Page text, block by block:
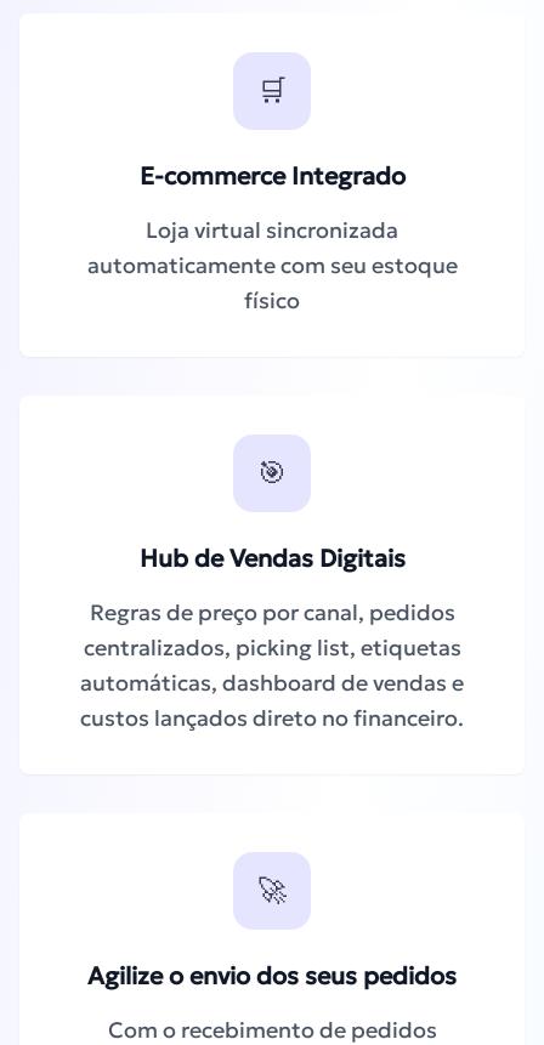
🛒
E-commerce Integrado
Loja virtual sincronizada
automaticamente com seu estoque
físico
🎯
Hub de Vendas Digitais
Regras de preço por canal, pedidos
centralizados, picking list, etiquetas
automáticas, dashboard de vendas e
custos lançados direto no financeiro.
🚀
Agilize o envio dos seus pedidos
Com o recebimento de pedidos